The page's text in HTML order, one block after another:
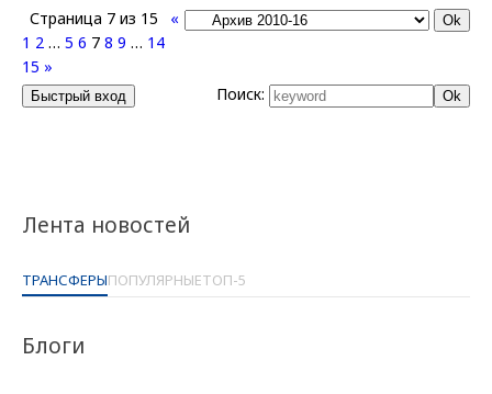
Лента новостей
ТРАНСФЕРЫПОПУЛЯРНЫЕТОП-5
Блоги
Страница 7 из 15
«
1 2 … 5 6 7 8 9 … 14
15 »
Поиск: